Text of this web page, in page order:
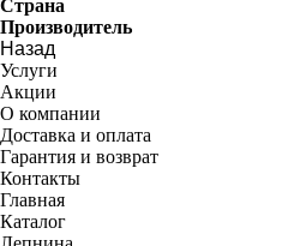
Страна
Производитель
Назад
Услуги
Акции
О компании
Доставка и оплата
Гарантия и возврат
Контакты
Главная
Каталог